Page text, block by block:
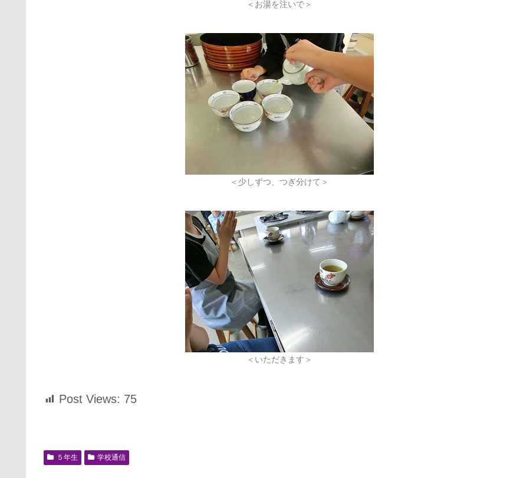
＜お湯を注いで＞
＜少しずつ、つぎ分けて＞
＜いただきます＞
Post Views: 75
５年生 学校通信